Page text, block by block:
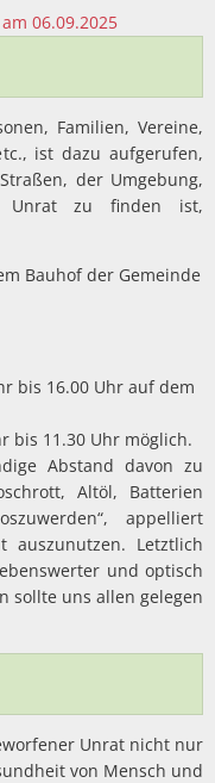
06.09.2025
Familien, Vereine,
ist dazu aufgerufen,
der Umgebung,
zu finden ist,
Bauhof der Gemeinde
bis 16.00 Uhr auf dem
bis 11.30 Uhr möglich.
Abstand davon zu
Altöl, Batterien
appelliert
auszunutzen. Letztlich
und optisch
sollte uns allen gelegen
Unrat nicht nur
von Mensch und